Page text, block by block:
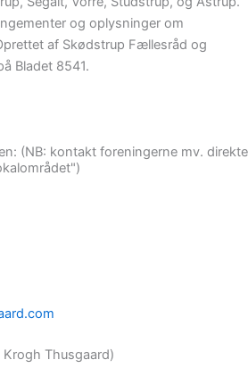
og oplysninger om
af Skødstrup Fællesråd og
Bladet 8541.
(NB: kontakt foreningerne mv. direkte
Thusgaard)